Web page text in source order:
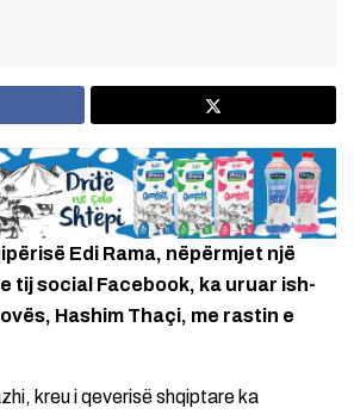
Edi Rama, nëpërmjet një
tij social Facebook, ka uruar ish-
Hashim Thaçi, me rastin e
kreu i qeverisë shqiptare ka